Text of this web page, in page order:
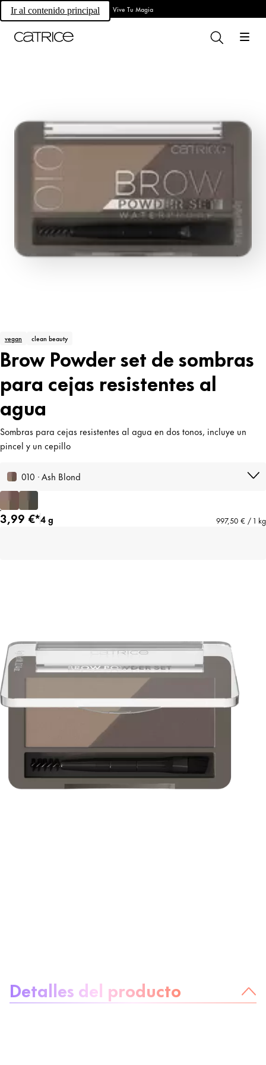
Ir al contenido principal Vive Tu Magia
vegan clean beauty
Brow Powder set de sombras
para cejas resistentes al
agua
Sombras para cejas resistentes al agua en dos tonos, incluye un
pincel y un cepillo
010 · Ash Blond
3,99 €*4 g 997,50 € / 1 kg
Detalles del producto